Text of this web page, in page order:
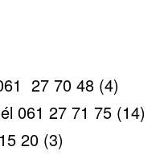
27 70 48 (4)
061 27 71 75 (14)
20 (3)